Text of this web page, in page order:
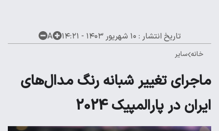
تاریخ انتشار : ۱۰ شهریور ۱۴۰۳ - ۱۴:۲۱ A
خانه سایر
ماجرای تغییر شبانه رنگ مدال‌های
ایران در پارالمپیک 2024